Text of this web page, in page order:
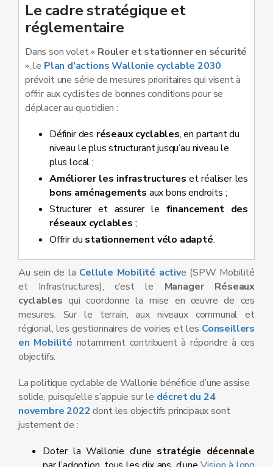
Le cadre stratégique et
réglementaire
Dans son volet « Rouler et stationner en sécurité
», le Plan d’actions Wallonie cyclable 2030
prévoit une série de mesures prioritaires qui visent à
offrir aux cyclistes de bonnes conditions pour se
déplacer au quotidien :
Définir des réseaux cyclables, en partant du
niveau le plus structurant jusqu’au niveau le
plus local ;
Améliorer les infrastructures et réaliser les
bons aménagements aux bons endroits ;
Structurer et assurer le financement des
réseaux cyclables ;
Offrir du stationnement vélo adapté.
Au sein de la Cellule Mobilité active (SPW Mobilité
et Infrastructures), c’est le Manager Réseaux
cyclables qui coordonne la mise en œuvre de ces
mesures. Sur le terrain, aux niveaux communal et
régional, les gestionnaires de voiries et les Conseillers
en Mobilité notamment contribuent à répondre à ces
objectifs.
La politique cyclable de Wallonie bénéficie d’une assise
solide, puisqu’elle s’appuie sur le décret du 24
novembre 2022dont les objectifs principaux sont
justement de :
Doter la Wallonie d’une stratégie décennale